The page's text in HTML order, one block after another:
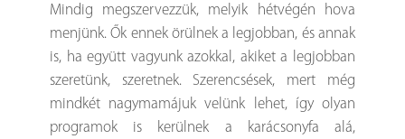
Mindig megszervezzük, melyik hétvégén hova
menjünk. Ők ennek örülnek a legjobban, és annak
is, ha együtt vagyunk azokkal, akiket a legjobban
szeretünk, szeretnek. Szerencsések, mert még
mindkét nagymamájuk velünk lehet, így olyan
programok is kerülnek a karácsonyfa alá,